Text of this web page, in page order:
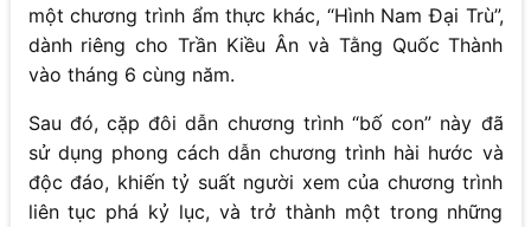
một chương trình ẩm thực khác, “Hình Nam Đại Trù”,
dành riêng cho Trần Kiều Ân và Tằng Quốc Thành
vào tháng 6 cùng năm.
Sau đó, cặp đôi dẫn chương trình “bố con” này đã
sử dụng phong cách dẫn chương trình hài hước và
độc đáo, khiến tỷ suất người xem của chương trình
liên tục phá kỷ lục, và trở thành một trong những